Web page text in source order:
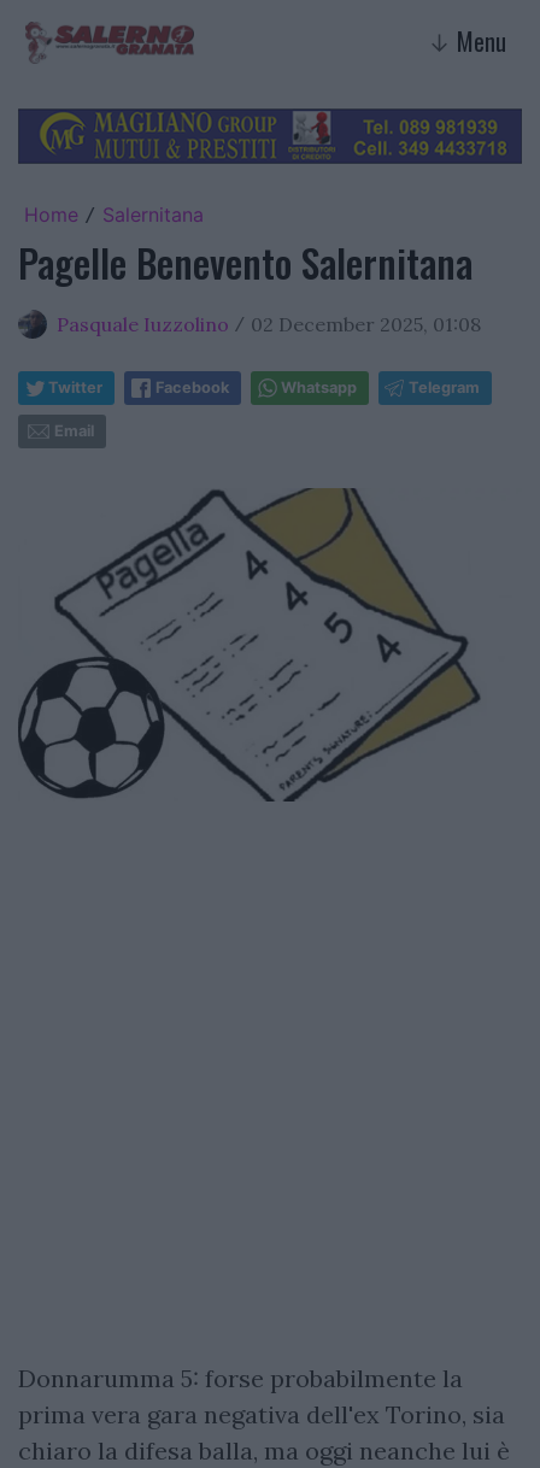
↓ Menu
Home / Salernitana
Pagelle Benevento Salernitana
Pasquale Iuzzolino / 02 December 2025, 01:08
Twitter Facebook Whatsapp Telegram
Email
Donnarumma 5: forse probabilmente la
prima vera gara negativa dell'ex Torino, sia
chiaro la difesa balla, ma oggi neanche lui è